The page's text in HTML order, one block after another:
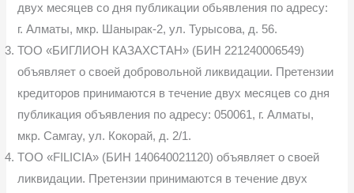
двух месяцев со дня публикации обьявления по адресу:
г. Алматы, мкр. Шанырак-2, ул. Турысова, д. 56.
ТОО «БИГЛИОН КАЗАХСТАН» (БИН 221240006549)
объявляет о своей добровольной ликвидации. Претензии
кредиторов принимаются в течение двух месяцев со дня
публикация объявления по адресу: 050061, г. Алматы,
мкр. Самгау, ул. Кокорай, д. 2/1.
TOO «FILICIA» (БИН 140640021120) объявляет о своей
ликвидации. Претензии принимаются в течение двух